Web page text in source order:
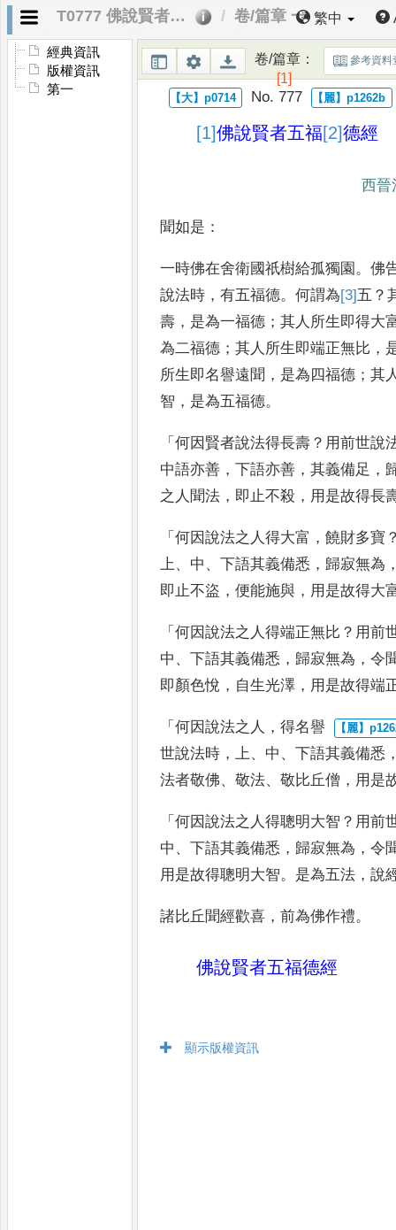
T0777 佛說賢者五福德經 卷/篇章 一 繁中
經典資訊
版權資訊
第一
卷/篇章：
[1]
參考資料
No. 777
[1]佛說賢者五福[2]德經
西晉
聞如是 ：
一時佛在舍衛國祇樹給孤獨園 。佛
說法時 ，有五福德。何謂為[3]五 ？
壽 ， 是為一福德 ；其人 所生即得大
為二福德 ；其人 所生即端正無比 ，
所生即名譽遠聞 ， 是為四福德 ；其
智 ， 是為五福德。
「何因賢者說法得長壽 ？ 用前世說
中語亦善 ，下語亦善 ，其義備足 ，
之人聞法 ， 即止不殺 ， 用是故得長
「何因說法之人得大富 ，饒財多寶
上、 中 、下語其義備悉 ， 歸寂無為
即止不盜 ，便能施與 ， 用是故得大
「何因說法之人得端正無比 ？ 用前
中 、下語其義備悉 ， 歸寂無為 ，令
即顏色悅 ， 自生光澤 ， 用是故得端
「何因說法之人 ，得名譽
世說法時 ，上、 中 、下語其義備悉
法者敬佛、敬法、敬比丘僧 ， 用是
「何因說法之人得聰明大智 ？ 用前
中 、下語其義備悉 ， 歸寂無為 ，令
用是故得聰明大智。 是為五法 ，說
諸比丘聞經歡喜 ，前為佛作禮。
佛說賢者五福德經
顯示版權資訊